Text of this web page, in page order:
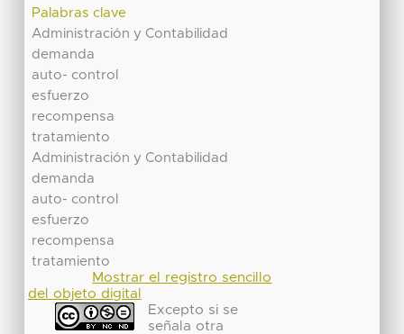
Palabras clave
Administración y Contabilidad
demanda
auto- control
esfuerzo
recompensa
tratamiento
Administración y Contabilidad
demanda
auto- control
esfuerzo
recompensa
tratamiento
Mostrar el registro sencillo
del objeto digital
Excepto si se
señala otra